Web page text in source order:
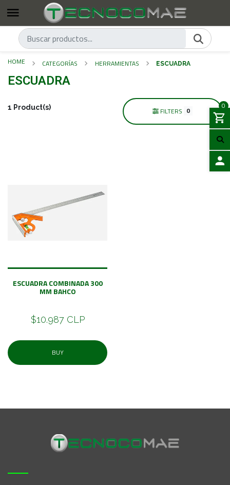
0
HOME CATEGORÍAS HERRAMIENTAS ESCUADRA
ESCUADRA
1 Product(s) FILTERS 0
ESCUADRA COMBINADA 300
MM BAHCO
$10.987 CLP
BUY